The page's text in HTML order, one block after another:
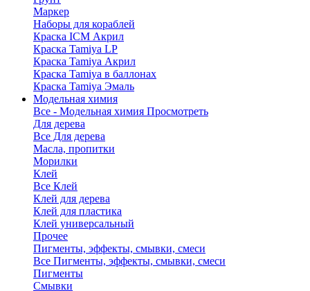
Маркер
Наборы для кораблей
Краска ICM Акрил
Краска Tamiya LP
Краска Tamiya Акрил
Краска Tamiya в баллонах
Краска Tamiya Эмаль
Модельная химия
Все - Модельная химия Просмотреть
Для дерева
Все Для дерева
Масла, пропитки
Морилки
Клей
Все Клей
Клей для дерева
Клей для пластика
Клей универсальный
Прочее
Пигменты, эффекты, смывки, смеси
Все Пигменты, эффекты, смывки, смеси
Пигменты
Смывки